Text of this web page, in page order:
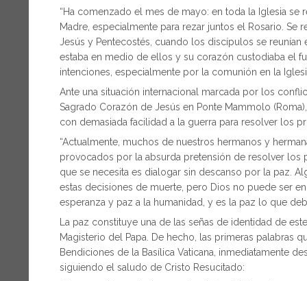
“Ha comenzado el mes de mayo: en toda la Iglesia se
Madre, especialmente para rezar juntos el Rosario.
Jesús y Pentecostés, cuando los discípulos se reunían
estaba en medio de ellos y su corazón custodiaba el
intenciones, especialmente por la comunión en la
Ante una situación internacional marcada por los
Sagrado Corazón de Jesús en Ponte Mammolo
con demasiada facilidad a la guerra para resolver los
“Actualmente, muchos de nuestros hermanos y
provocados por la absurda pretensión de resolver los
que se necesita es dialogar sin descanso por la paz.
estas decisiones de muerte, pero Dios no puede ser
esperanza y paz a la humanidad, y es la paz lo que
La paz constituye una de las señas de identidad de
Magisterio del Papa. De hecho, las primeras palabras
Bendiciones de la Basílica Vaticana, inmediatamente
siguiendo el saludo de Cristo Resucitado: